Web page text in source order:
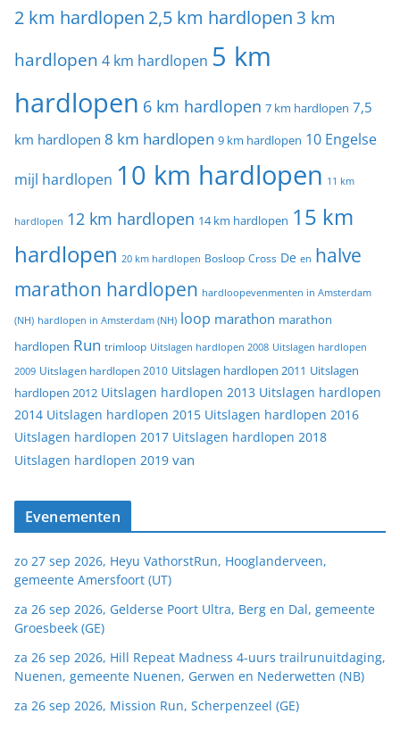
2 km hardlopen 2,5 km hardlopen 3 km
hardlopen 4 km hardlopen 5 km
hardlopen 6 km hardlopen 7 km hardlopen 7,5
km hardlopen 8 km hardlopen 9 km hardlopen 10 Engelse
mijl hardlopen 10 km hardlopen 11 km
hardlopen 12 km hardlopen 14 km hardlopen 15 km
hardlopen 20 km hardlopen Bosloop Cross De en halve
marathon hardlopen hardloopevenmenten in Amsterdam
(NH) hardlopen in Amsterdam (NH) loop marathon marathon
hardlopen Run trimloop Uitslagen hardlopen 2008 Uitslagen hardlopen
2009 Uitslagen hardlopen 2010 Uitslagen hardlopen 2011 Uitslagen
hardlopen 2012 Uitslagen hardlopen 2013 Uitslagen hardlopen
2014 Uitslagen hardlopen 2015 Uitslagen hardlopen 2016
Uitslagen hardlopen 2017 Uitslagen hardlopen 2018
Uitslagen hardlopen 2019 van
Evenementen
zo 27 sep 2026, Heyu VathorstRun, Hooglanderveen,
gemeente Amersfoort (UT)
za 26 sep 2026, Gelderse Poort Ultra, Berg en Dal, gemeente
Groesbeek (GE)
za 26 sep 2026, Hill Repeat Madness 4-uurs trailrunuitdaging,
Nuenen, gemeente Nuenen, Gerwen en Nederwetten (NB)
za 26 sep 2026, Mission Run, Scherpenzeel (GE)